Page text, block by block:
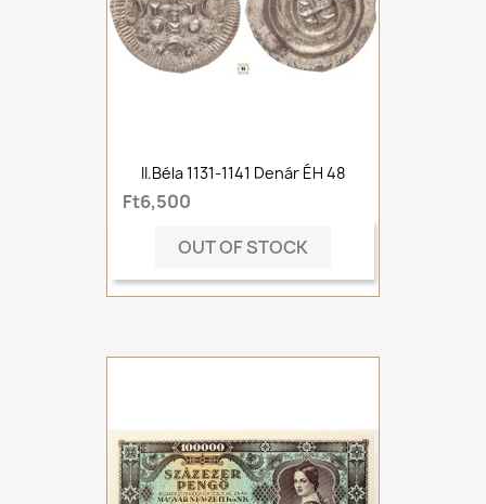
II.Béla 1131-1141 Denár ÉH 48
Ft6,500
OUT OF STOCK